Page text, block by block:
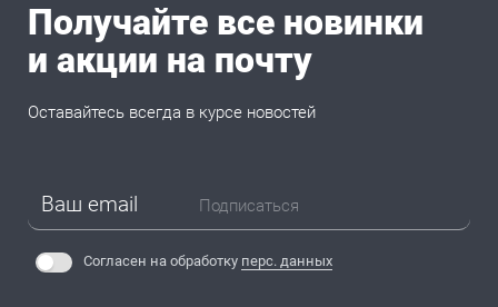
Получайте все новинки
и акции на почту
Оставайтесь всегда в курсе новостей
Подписаться
Согласен на обработку перс. данных